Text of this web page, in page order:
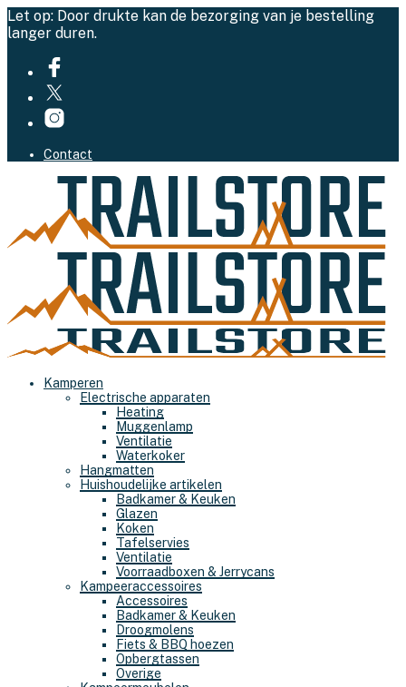
Let op: Door drukte kan de bezorging van je bestelling
langer duren.
Contact
Kamperen
Electrische apparaten
Heating
Muggenlamp
Ventilatie
Waterkoker
Hangmatten
Huishoudelijke artikelen
Badkamer & Keuken
Glazen
Koken
Tafelservies
Ventilatie
Voorraadboxen & Jerrycans
Kampeeraccessoires
Accessoires
Badkamer & Keuken
Droogmolens
Fiets & BBQ hoezen
Opbergtassen
Overige